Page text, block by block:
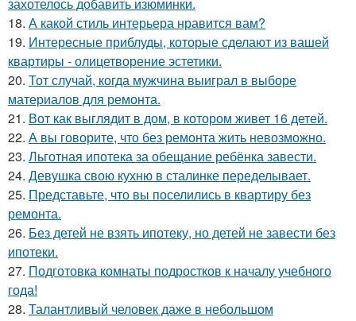
18. А какой стиль интерьера нравится вам?
19. Интересные приблуды, которые сделают из вашей
квартиры - олицетворение эстетики.
20. Тот случай, когда мужчина выиграл в выборе
материалов для ремонта.
21. Вот как выглядит в дом, в котором живет 16 детей.
22. А вы говорите, что без ремонта жить невозможно.
23. Льготная ипотека за обещание ребёнка завести.
24. Девушка свою кухню в сталинке переделывает.
25. Представьте, что вы поселились в квартиру без
ремонта.
26. Без детей не взять ипотеку, но детей не завести без
ипотеки.
27. Подготовка комнаты подростков к началу учебного
года!
28. Талантливый человек даже в небольшом